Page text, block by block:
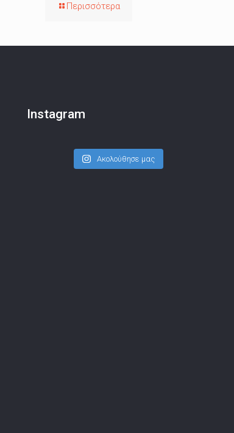
Περισσότερα
Instagram
Ακολούθησε μας